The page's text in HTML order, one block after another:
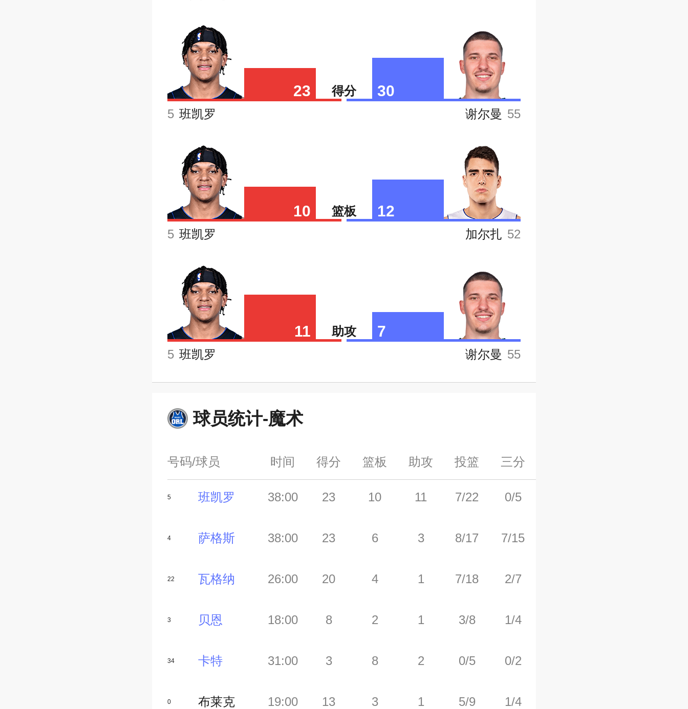
23
5 班凯罗
得分 30
谢尔曼 55
10
5 班凯罗
篮板 12
加尔扎 52
11
5 班凯罗
助攻 7
谢尔曼 55
球员统计-魔术
号码/球员
5 班凯罗
4 萨格斯
22 瓦格纳
3 贝恩
34 卡特
0 布莱克
时间
38:00
38:00
26:00
18:00
31:00
19:00
得分
23
23
20
8
3
13
篮板
10
6
4
2
8
3
助攻
11
3
1
1
2
1
投篮
7/22
8/17
7/18
3/8
0/5
5/9
三分
0/5
7/15
2/7
1/4
0/2
1/4